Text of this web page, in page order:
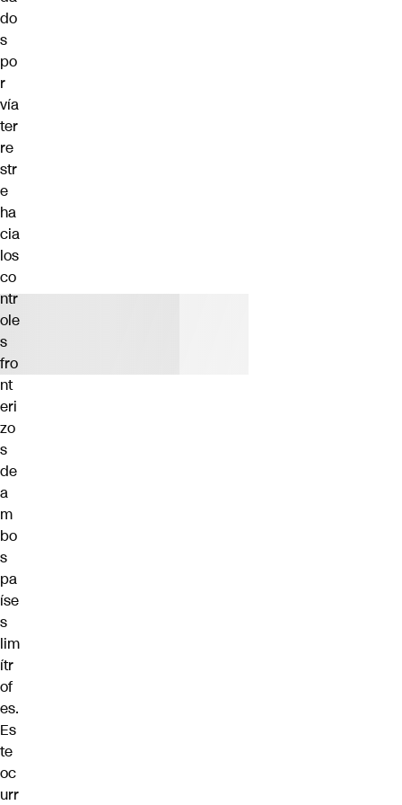
do
s
po
r
vía
ter
re
str
e
ha
cia
los
co
ntr
ole
s
fro
nt
eri
zo
s
de
a
m
bo
s
pa
íse
s
lim
ítr
of
es.
Es
te
oc
urr